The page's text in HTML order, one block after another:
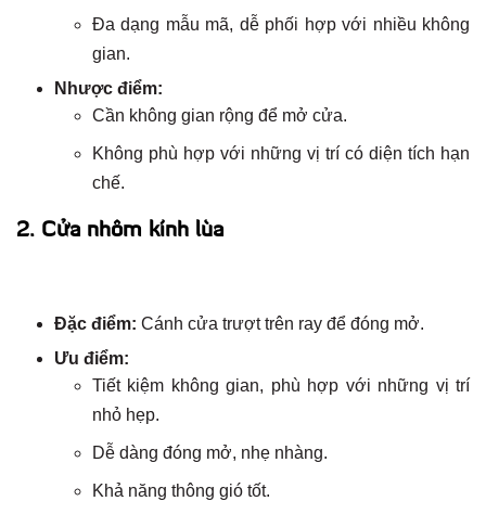
Đa dạng mẫu mã, dễ phối hợp với nhiều không
gian.
Nhược điểm:
Cần không gian rộng để mở cửa.
Không phù hợp với những vị trí có diện tích hạn
chế.
2. Cửa nhôm kính lùa
Đặc điểm: Cánh cửa trượt trên ray để đóng mở.
Ưu điểm:
Tiết kiệm không gian, phù hợp với những vị trí
nhỏ hẹp.
Dễ dàng đóng mở, nhẹ nhàng.
Khả năng thông gió tốt.